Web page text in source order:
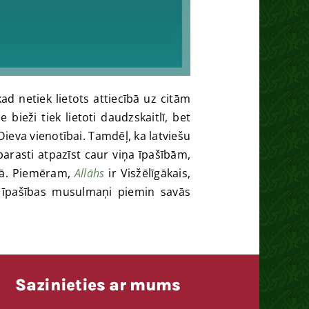
netiek lietots attiecībā uz citām
bieži tiek lietoti daudzskaitlī, bet
vienotībai. Tamdēļ, ka latviešu
atpazīst caur viņa īpašībām,
Piemēram,Allāhs ir Visžēlīgākais,
musulmaņi piemin savās
Sazinieties ar mums